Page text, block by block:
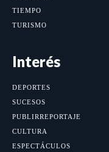
TIEMPO
TURISMO
Interés
DEPORTES
SUCESOS
PUBLIRREPORTAJE
CULTURA
ESPECTÁCULOS